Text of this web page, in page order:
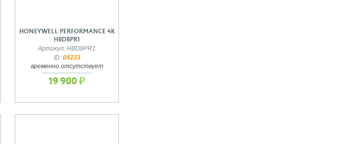
HONEYWELL PERFORMANCE 4K
HBD8PR1
Артикул: HBD8PR1
ID: 04233
временно отсутствует
19 900 ₽